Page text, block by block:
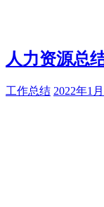
人力资源总
工作总结 2022年1